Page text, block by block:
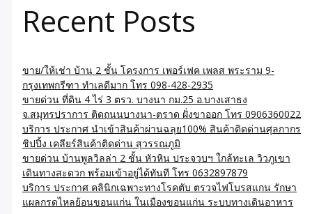
Recent Posts
ขาย/ให้เช่า บ้าน 2 ชั้น โครงการ เพอร์เฟค เพลส พระราม 9-
กรุงเทพกรีฑา ทำเลดีมาก โทร 098-428-2935
ขายด่วน ที่ดิน 4 ไร่ 3 ตรว. บางนา กม.25 อ.บางเสาธง
จ.สมุทรปราการ ติดถนนบางนา-ตราด ฝั่งขาออก โทร 0906360022
บริการ ประกาศ นำเข้าสินค้าผ่านฉลุย100% สินค้าติดด่านศุลกากร
ชิปปิ้ง เคลียร์สินค้าติดด่าน สุวรรณภูมิ
ขายด่วน บ้านพูลวิลล่า 2 ชั้น หัวหิน ประจวบฯ ใกล้ทะเล วิวภูเขา
เดินทางสะดวก พร้อมเข้าอยู่ได้ทันที โทร 0632897879
บริการ ประกาศ คลินิกเฉพาะทางโรคตับ ตรวจไฟโบรสแกน รักษา
แผลกรดไหลย้อนขอนแก่น ในเมืองขอนแก่น ระบบทางเดินอาหาร